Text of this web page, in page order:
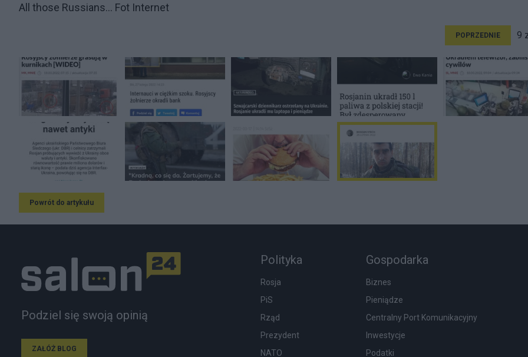
All those Russians... Fot Internet
POPRZEDNIE 9
Powrót do artykułu
Podziel się swoją opinią
ZAŁÓŻ BLOG
Polityka
Rosja
PiS
Rząd
Prezydent
NATO
Gospodarka
Biznes
Pieniądze
Centralny Port Komunikacyjny
Inwestycje
Podatki